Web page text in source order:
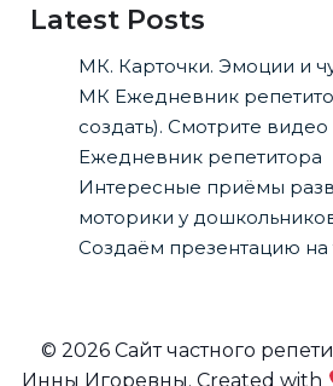
Latest Posts
МК. Карточки. Эмоции и
МК Ежедневник
создать). Смотрите видео
Ежедневник репетитора
Интересные приёмы
моторики у
Создаём презентацию на
© 2026 Сайт частного
Инны Игоревны. Created with